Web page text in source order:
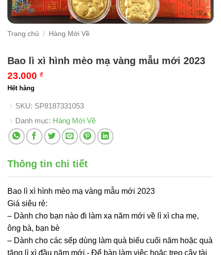
Trang chủ / Hàng Mới Về
Bao lì xì hình mèo mạ vàng mẫu mới 2023
23.000 ₫
Hết hàng
SKU: SP8187331053
Danh mục: Hàng Mới Về
Thông tin chi tiết
Bao lì xì hình mèo mạ vàng mẫu mới 2023
Giá siêu rẻ:
– Dành cho bạn nào đi làm xa năm mới về lì xì cha mẹ,
ông bà, bạn bè
– Dành cho các sếp dùng làm quà biếu cuối năm hoặc quà
tặng lì xì đầu năm mới.- Để bàn làm việc hoặc treo cây tài